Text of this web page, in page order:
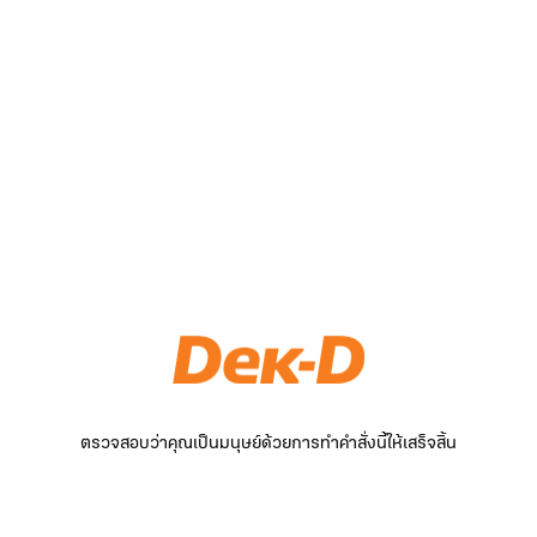
ตรวจสอบว่าคุณเป็นมนุษย์ด้วยการทำคำสั่งนี้ให้เสร็จสิ้น